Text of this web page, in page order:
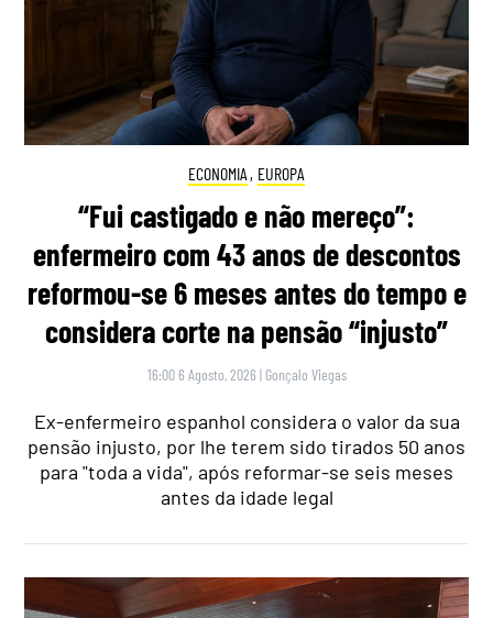
ECONOMIA , EUROPA
“Fui castigado e não mereço”:
enfermeiro com 43 anos de descontos
reformou-se 6 meses antes do tempo e
considera corte na pensão “injusto”
16:00 6 Agosto, 2026 | Gonçalo Viegas
Ex-enfermeiro espanhol considera o valor da sua
pensão injusto, por lhe terem sido tirados 50 anos
para "toda a vida", após reformar-se seis meses
antes da idade legal